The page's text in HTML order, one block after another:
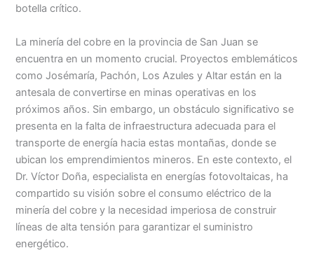
botella crítico.
La minería del cobre en la provincia de San Juan se
encuentra en un momento crucial. Proyectos emblemáticos
como Josémaría, Pachón, Los Azules y Altar están en la
antesala de convertirse en minas operativas en los
próximos años. Sin embargo, un obstáculo significativo se
presenta en la falta de infraestructura adecuada para el
transporte de energía hacia estas montañas, donde se
ubican los emprendimientos mineros. En este contexto, el
Dr. Víctor Doña, especialista en energías fotovoltaicas, ha
compartido su visión sobre el consumo eléctrico de la
minería del cobre y la necesidad imperiosa de construir
líneas de alta tensión para garantizar el suministro
energético.